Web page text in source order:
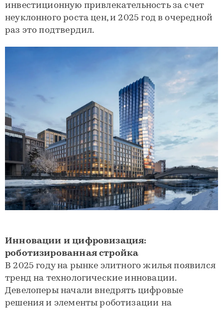
инвестиционную привлекательность за счет
неуклонного роста цен, и 2025 год в очередной
раз это подтвердил.
Инновации и цифровизация:
роботизированная стройка
В 2025 году на рынке элитного жилья появился
тренд на технологические инновации.
Девелоперы начали внедрять цифровые
решения и элементы роботизации на